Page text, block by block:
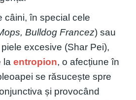
câini, în special cele
Bulldog Francez) sau
excesive (Shar Pei),
la entropion, o afecțiune în
se răsucește spre
și provocând